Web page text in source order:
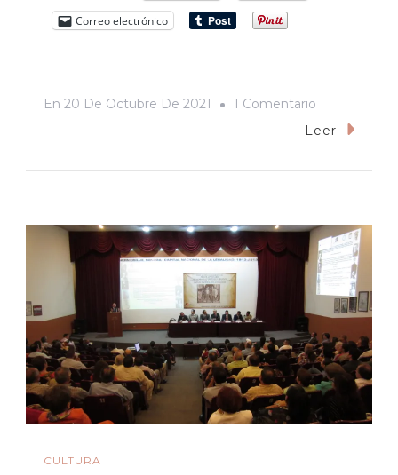
Correo electrónico
En 20 De Octubre De 2021 1 Comentario
Comunidad
Demanda
En
Congreso
Del
Estado
Leer
CULTURA